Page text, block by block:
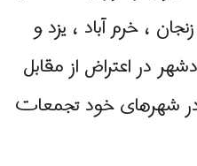
، خرم آباد ، یزد و
در اعتراض از مقابل
شهرهای خود تجمعات